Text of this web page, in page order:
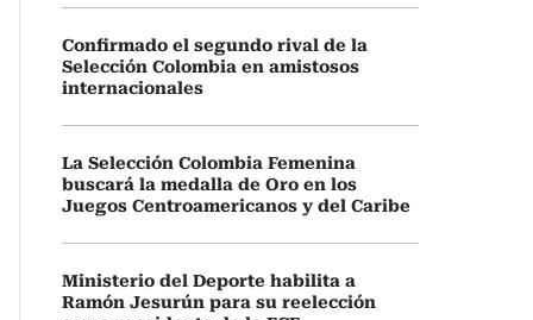
Confirmado el segundo rival de la
Selección Colombia en amistosos
internacionales
La Selección Colombia Femenina
buscará la medalla de Oro en los
Juegos Centroamericanos y del Caribe
Ministerio del Deporte habilita a
Ramón Jesurún para su reelección